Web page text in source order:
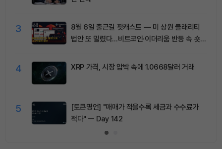
3
8월 6일 출근길 팟캐스트 — 미 상원 클래리티
법안 또 밀렸다…비트코인·이더리움 반등 속 숏
4 XRP 가격, 시장 압박 속에 1.0668달러 거래
5
[토큰명언] "매매가 적을수록 세금과 수수료가
적다" ㅡ Day 142